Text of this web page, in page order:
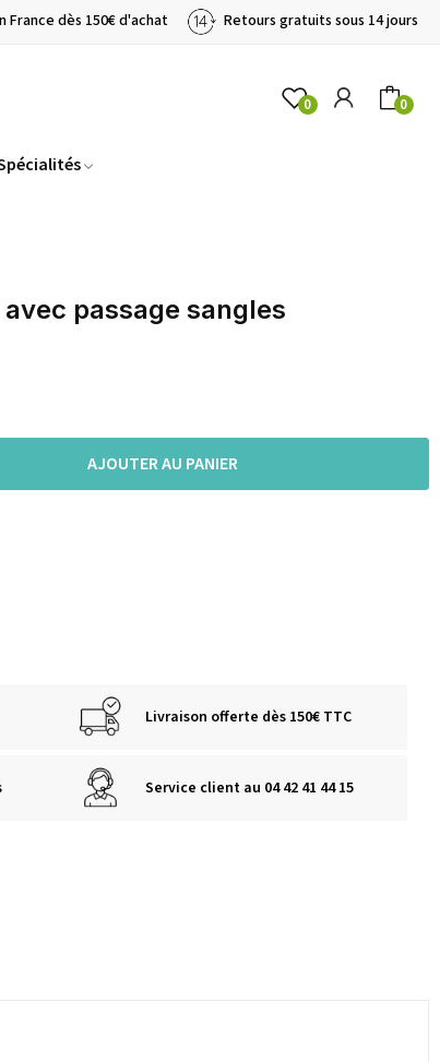
dès 150€ d'achat Retours gratuits sous 14 jours
0 0
passage sangles
AJOUTER AU PANIER
Livraison offerte dès 150€ TTC
Service client au 04 42 41 44 15